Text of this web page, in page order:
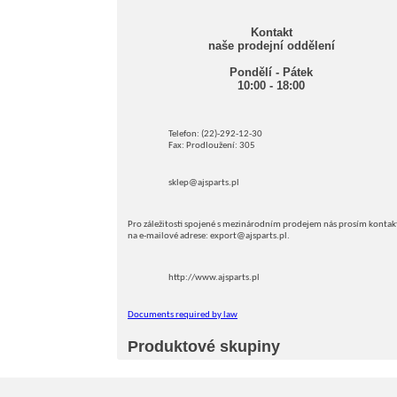
Kontakt
naše prodejní oddělení
Pondělí - Pátek
10:00 - 18:00
Telefon: (22)-292-12-30
Fax: Prodloužení: 305
sklep@ajsparts.pl
Pro záležitosti spojené s mezinárodním prodejem nás prosím
na e-mailové adrese: export@ajsparts.pl.
http://www.ajsparts.pl
Documents required by law
Produktové skupiny